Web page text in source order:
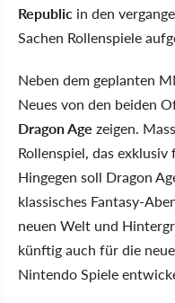
Republic in den
Sachen Rollenspiele
Neben dem geplanten
Neues von den beiden
Dragon Age zeigen.
Rollenspiel, das
Hingegen soll Dragon
klassisches Fantasy-
neuen Welt und
künftig auch für die
Nintendo Spiele